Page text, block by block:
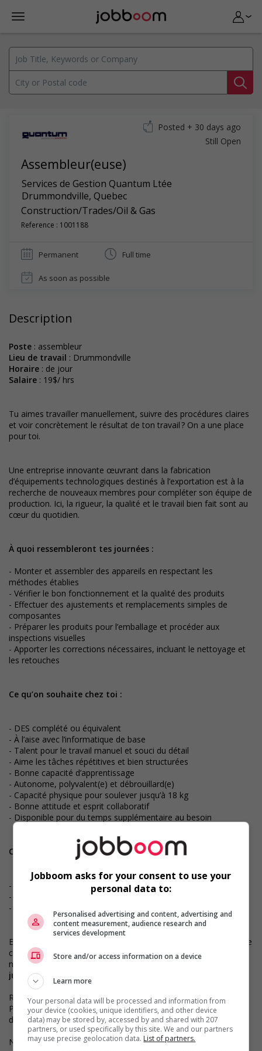
Assembleur(euse)
Services de Gestion Quantum Ltée
Drummondville, Quebec
Construction/Trades/Oil & Gas
Reference : 1001188
Posted + 30 days ago
Still Open
Permanent Full time
As soon as possible
Description
Poste : assembleur
Lieu de travail : Drummondville
Horaire : de jour
Salaire : 19$/ hrs
Tu aimes travailler manuellement, suivre des procédures claires
et voir concrètement le résultat de ton travail ? On a une place
pour toi.
Une entreprise innovante œuvrant dans la fabrication
d’équipements technologiques destinés à l’exportation est à la
recherche de nouveaux membres pour compléter son équipe de
production. Ici, la rigueur, la qualité et le travail bien fait sont au
cœur du quotidien.
À quoi ressembleront tes journées :
- Monter et assembler des appareils en respectant les
méthodes établies
- Vérifier le bon fonctionnement et la qualité des produits
- Effectuer des ajustements et remplacements simples de
composantes
- Préparer les produits pour l’emballage et procéder aux
inspections visuelles
- Apporter les corrections nécessaires, incluant le nettoyage et
les retouches
Ce qu’on souhaite chez toi :
- DES complété ou équivalent
- À l’aise avec l’informatique de base
- Talent pour le travail manuel et souci du détail
- Aime les tâches répétitives et bien structurées
- Bonne capacité d’apprentissage
- Autonome, polyvalent(e) et débrouillard(e)
- Capacité physique pour soulever jusqu’à 18 kg
- Bonne attitude et esprit collaboratif
- Disponible pour du temps supplémentaire au besoin
Ce que tu gagnes en te joignant à l’équipe :
- Un horaire de jour, stable et prévisible
- Un milieu de travail propre et organisé
- Une entreprise reconnue dans le secteur technologique
Envie d’un emploi stable, concret et valorisant? C’est peut‑être le
changement que tu attendais. Vous vous voyez dans ce
nouveau défi ?
julie.leclerc@quantum.ca
RECOMMANDEZ UNE PERSONNE EMBAUCHÉE POUR UN
POSTE PERMANENT ET OBTENEZ UNE PRIME ! Pour plus
d'informations, cliquez ici.
Numéro du permis CNESST : AP-2000158 et AR-2000157
Jobboom asks for your consent to use your
personal data to:
Personalised advertising and content, advertising and
content measurement, audience research and
services development
Store and/or access information on a device
Learn more
Your personal data will be processed and information from
your device (cookies, unique identifiers, and other device
data) may be stored by, accessed by and shared with 207
partners, or used specifically by this site. We and our partners
may use precise geolocation data. List of partners.